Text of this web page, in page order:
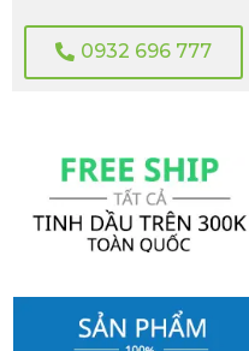
0932 696 777